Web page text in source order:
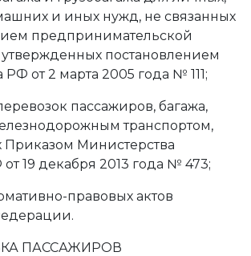
и иных нужд, не связанных
предпринимательской
утвержденных постановлением
РФ от 2 марта 2005 года № 111;
пассажиров, багажа,
транспортом,
Министерства
19 декабря 2013 года № 473;
правовых актов
ПАССАЖИРОВ